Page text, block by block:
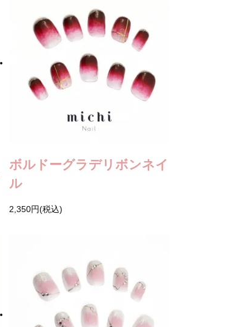
ボルドーグラデリボンネイ
ル
2,350円(税込)